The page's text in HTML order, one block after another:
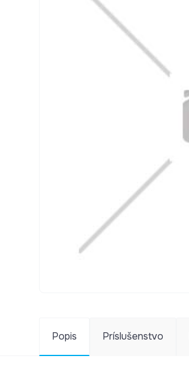
Popis Príslušenstvo